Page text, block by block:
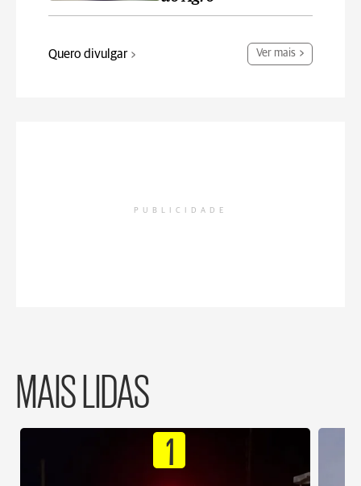
Quero divulgar Ver mais
PUBLICIDADE
MAIS LIDAS
1